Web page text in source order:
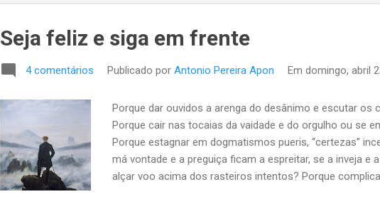
Seja feliz e siga em frente
4 comentários Publicado por Antonio Pereira Apon Em domingo, abril
Porque dar ouvidos a arenga do desânimo e escutar os
Porque cair nas tocaias da vaidade e do orgulho ou se
Porque estagnar em dogmatismos pueris, “certezas”
má vontade e a preguiça ficam a espreitar, se a inveja e
alçar voo acima dos rasteiros intentos? Porque